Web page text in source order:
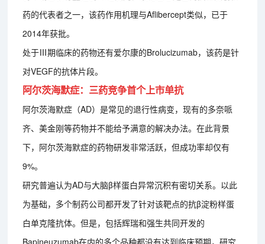
药的代表者之一，该药作用机理与Aflibercept类似，已于
2014年获批。
处于Ⅲ期临床的药物还有爱尔康的Brolucizumab，该药是针
对VEGF的抗体片段。
阿尔茨海默症：三药竞争首个上市单抗
阿尔茨海默症（AD）是常见的退行性病变，现有的多奈哌
齐、美金刚等药物并不能给予满意的解决办法。在此背景
下，阿尔茨海默症的药物研发非常活跃，但成功率却仅有
9%。
研究普遍认为AD与大脑β样蛋白异常沉积有密切关系。以此
为基础，多个制药公司都开发了针对该靶点的抗β淀粉样蛋
白单克隆抗体。但是，包括辉瑞和强生共同开发的
Bapineuzumab在内的多个品种都没有达到临床预期，研究